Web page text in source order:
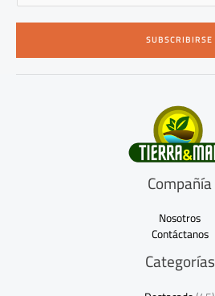
a
i
*
SUBSCRIBIRSE
Compañía
Nosotros
Contáctanos
Categorías